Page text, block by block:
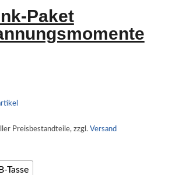
Paket
Preisbestandteile, zzgl. Versand
Tasse